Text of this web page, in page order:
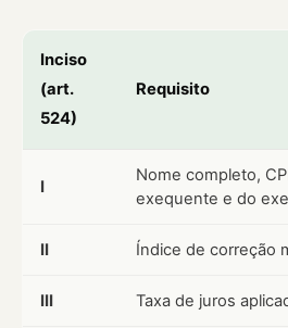
Inciso
(art.
524)
Requisito
I
Nome completo,
exequente e do
II Índice de correção
III Taxa de juros